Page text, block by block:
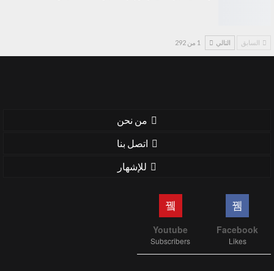
السابق التالي 1 من 292
من نحن
اتصل بنا
للإشهار
Facebook
Likes
Youtube
Subscribers